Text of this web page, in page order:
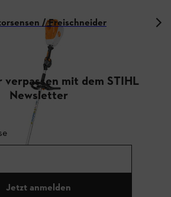
/ Freischneider
verpassen mit dem STIHL
Newsletter
Jetzt anmelden